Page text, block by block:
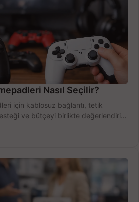
Nasıl Seçilir?
için kablosuz bağlantı, tetik
ve bütçeyi birlikte değerlendirin;